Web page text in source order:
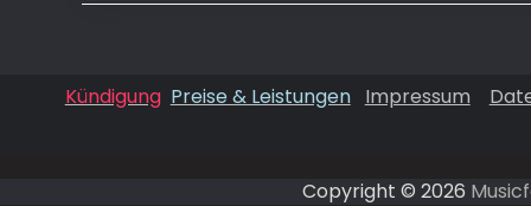
Kündigung Preise & Leistungen Impressum
Copyright © 2026